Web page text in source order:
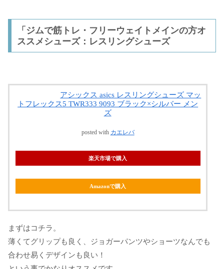
「ジムで筋トレ・フリーウェイトメインの方オ
ススメシューズ：レスリングシューズ
アシックス asics レスリングシューズ マッ
トフレックス5 TWR333 9093 ブラック×シルバー メン
ズ
posted with カエレバ
楽天市場で購入
Amazonで購入
まずはコチラ。
薄くてグリップも良く、ジョガーパンツやショーツなんでも
合わせ易くデザインも良い！